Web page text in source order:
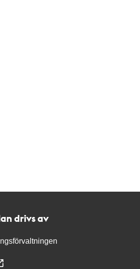
drivs av